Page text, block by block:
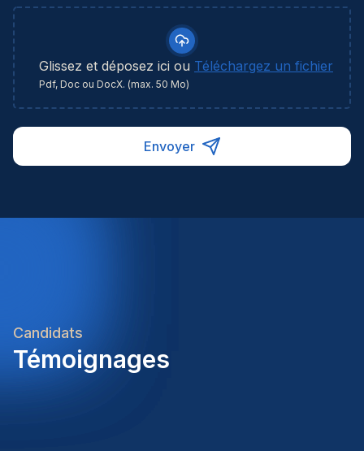
Glissez et déposez ici ou Téléchargez un fichier
Pdf, Doc ou DocX. (max. 50 Mo)
Envoyer
Candidats
Témoignages